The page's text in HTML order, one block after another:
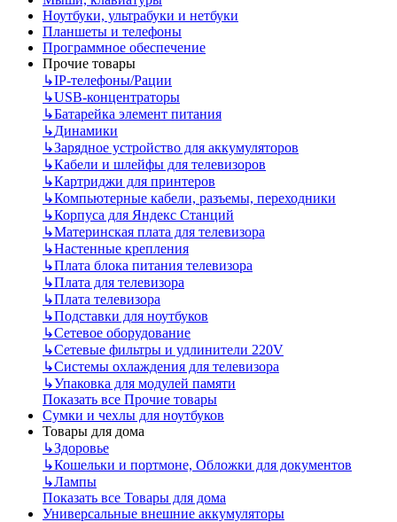
Ноутбуки, ультрабуки и нетбуки
Планшеты и телефоны
Программное обеспечение
Прочие товары
↳IP‑телефоны/Рации
↳USB-концентраторы
↳Батарейка элемент питания
↳Динамики
↳Зарядное устройство для аккумуляторов
↳Кабели и шлейфы для телевизоров
↳Картриджи для принтеров
↳Компьютерные кабели, разъемы, переходники
↳Корпуса для Яндекс Станций
↳Материнская плата для телевизора
↳Настенные крепления
↳Плата блока питания телевизора
↳Плата для телевизора
↳Плата телевизора
↳Подставки для ноутбуков
↳Сетевое оборудование
↳Сетевые фильтры и удлинители 220V
↳Системы охлаждения для телевизора
↳Упаковка для модулей памяти
Показать все Прочие товары
Сумки и чехлы для ноутбуков
Товары для дома
↳Здоровье
↳Кошельки и портмоне, Обложки для документов
↳Лампы
Показать все Товары для дома
Универсальные внешние аккумуляторы